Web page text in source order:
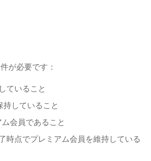
が必要です：
ていること
していること
会員であること
時点でプレミアム会員を維持している